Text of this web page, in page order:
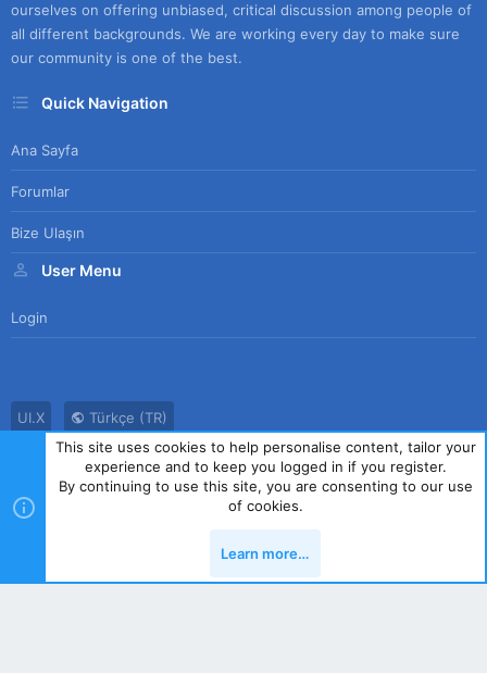
ourselves on offering unbiased, critical discussion among people of
all different backgrounds. We are working every day to make sure
our community is one of the best.
Quick Navigation
Ana Sayfa
Forumlar
Bize Ulaşın
User Menu
Login
UI.X
Türkçe (TR)
Bize Ulaşın
Kullanım Sözleşmesi Gizlilik Politikası
Yardım
Ana Sayfa
R
S
This site uses cookies to help personalise content, tailor your
experience and to keep you logged in if you register.
By continuing to use this site, you are consenting to our use
of cookies.
Learn more…